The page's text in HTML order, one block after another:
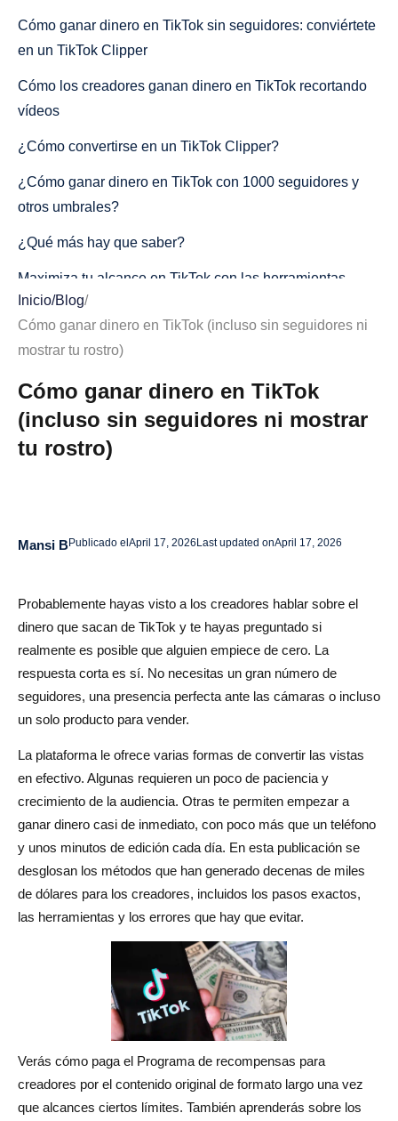
Cómo ganar dinero en TikTok sin seguidores: conviértete
en un TikTok Clipper
Cómo los creadores ganan dinero en TikTok recortando
vídeos
¿Cómo convertirse en un TikTok Clipper?
¿Cómo ganar dinero en TikTok con 1000 seguidores y
otros umbrales?
¿Qué más hay que saber?
Maximiza tu alcance en TikTok con las herramientas
adecuadas
Tu gancho son los tres primeros segundos de tu vídeo
La retención es la segunda pieza del rompecabezas
Errores comunes que limitan tus ganancias en TikTok
mantenerlo?
Conclusión
Preguntas frecuentes sobre cómo hacer dinero en TikTok
¿Cuánto paga TikTok por cada 1000 visitas?
¿Puedo ganar dinero en TikTok sin dar la cara?
¿Cómo me pagan por las vistas de TikTok?
¿El programa TikTok Creator Rewards está disponible en
Canadá?
¿Cómo puedo aumentar los pagos de mis recompensas
¿Puedo ganar dinero en TikTok viendo vídeos?
¿Cuál es la forma más rápida de monetizar en TikTok?
Inicio/Blog/
Cómo ganar dinero en TikTok (incluso sin seguidores ni
mostrar tu rostro)
Cómo ganar dinero en TikTok
(incluso sin seguidores ni mostrar
tu rostro)
Mansi BPublicado el April 17, 2026 Last updated onApril 17, 2026
Probablemente hayas visto a los creadores hablar sobre el
dinero que sacan de TikTok y te hayas preguntado si
realmente es posible que alguien empiece de cero. La
respuesta corta es sí. No necesitas un gran número de
seguidores, una presencia perfecta ante las cámaras o incluso
un solo producto para vender.
La plataforma le ofrece varias formas de convertir las vistas
en efectivo. Algunas requieren un poco de paciencia y
crecimiento de la audiencia. Otras te permiten empezar a
ganar dinero casi de inmediato, con poco más que un teléfono
y unos minutos de edición cada día. En esta publicación se
desglosan los métodos que han generado decenas de miles
de dólares para los creadores, incluidos los pasos exactos,
las herramientas y los errores que hay que evitar.
Verás cómo paga el Programa de recompensas para
creadores por el contenido original de formato largo una vez
que alcances ciertos límites. También aprenderás sobre los